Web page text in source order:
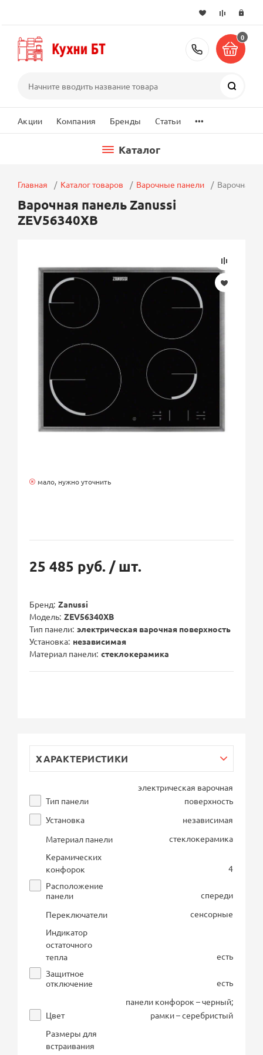
+7 (495)
0
Акции Компания Бренды Статьи ...
Каталог
Главная Каталог товаров Варочные панели Варочная
Варочная панель Zanussi
ZEV56340XB
мало, нужно уточнить
25 485 руб. / шт.
Бренд Zanussi
Модель ZEV56340XB
Тип панели электрическая варочная поверхность
Установка независимая
Материал панели стеклокерамика
ХАРАКТЕРИСТИКИ
Тип панели
электрическая варочная
поверхность
Установка
независимая
Материал панели
стеклокерамика
Керамических
конфорок
4
Расположение
панели
спереди
Переключатели
сенсорные
Индикатор
остаточного
тепла
есть
Защитное
отключение
есть
Цвет
панели конфорок – черный;
рамки – серебристый
Размеры для
встраивания